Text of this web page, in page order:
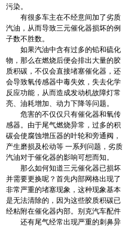
污染。
有很多车主在不经意间加了劣质
汽油，从而导致三元催化器损坏的例
子数不胜数。
如果汽油中含有过多的铅和硫化
物，那么在燃烧后便会排出大量的胶
质积碳，不仅会直接堵塞催化器，还
会导致氧传感器中毒失效，失去化学
反应功能，从而造成发动机故障灯常
亮、油耗增加、动力下降等问题。
危害的不仅仅只有催化器和氧传
感器。由于尾气燃烧异常，过多的积
碳会使腐蚀增压器的叶轮和旁通阀，
产生磨损及松动等 一系列问题，劣质
汽油对于催化器的影响可想而知。
那么如何知道三元催化器已损坏
并需要更换呢？首先内部网格出现了
非常严重的堵塞现象，这种现象基本
是无法清除的，因为这些胶质积碳已
经粘附在催化器内部。别克汽车配件
还有尾气经常出现严重的刺鼻异